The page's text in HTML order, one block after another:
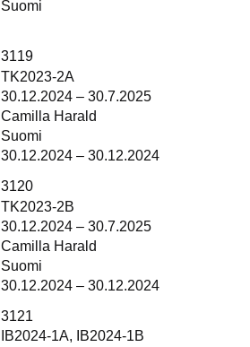
Suomi
3119
TK2023-2A
30.12.2024 – 30.7.2025
Camilla Harald
Suomi
30.12.2024 – 30.12.2024
3120
TK2023-2B
30.12.2024 – 30.7.2025
Camilla Harald
Suomi
30.12.2024 – 30.12.2024
3121
IB2024-1A, IB2024-1B